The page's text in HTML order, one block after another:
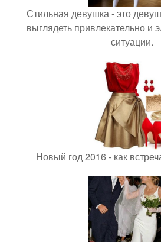
Стильная девушка - это
выглядеть привлекательно и
ситуации.
Новый год 2016 - как